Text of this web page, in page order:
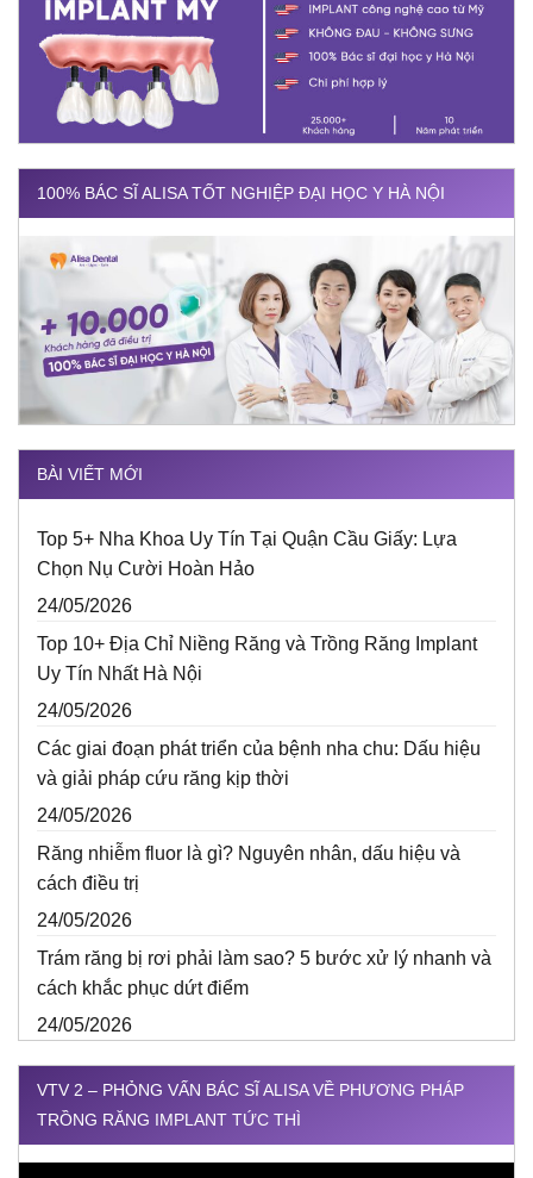
100% BÁC SĨ ALISA TỐT NGHIỆP ĐẠI HỌC Y HÀ NỘI
BÀI VIẾT MỚI
Top 5+ Nha Khoa Uy Tín Tại Quận Cầu Giấy: Lựa
Chọn Nụ Cười Hoàn Hảo
24/05/2026
Top 10+ Địa Chỉ Niềng Răng và Trồng Răng Implant
Uy Tín Nhất Hà Nội
24/05/2026
Các giai đoạn phát triển của bệnh nha chu: Dấu hiệu
và giải pháp cứu răng kịp thời
24/05/2026
Răng nhiễm fluor là gì? Nguyên nhân, dấu hiệu và
cách điều trị
24/05/2026
Trám răng bị rơi phải làm sao? 5 bước xử lý nhanh và
cách khắc phục dứt điểm
24/05/2026
VTV 2 – PHỎNG VẤN BÁC SĨ ALISA VỀ PHƯƠNG PHÁP
TRỒNG RĂNG IMPLANT TỨC THÌ